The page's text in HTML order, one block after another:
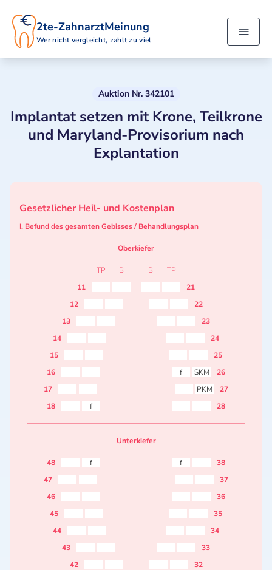
2te-ZahnarztMeinung
Wer nicht vergleicht, zahlt zu viel
Auktion Nr. 342101
Implantat setzen mit Krone, Teilkrone
und Maryland-Provisorium nach
Explantation
Gesetzlicher Heil- und Kostenplan
I. Befund des gesamten Gebisses / Behandlungsplan
Oberkiefer
TP B B
TP
11
21
12
22
13
23
14
24
15
25
16
f SKM
26
17
PKM
27
18
f 28
Unterkiefer
48 f f
38
47
37
46
36
45
35
44
34
43
33
42
32